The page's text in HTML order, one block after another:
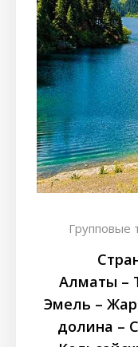
Групповые
Алматы –
Эмель –
долина –